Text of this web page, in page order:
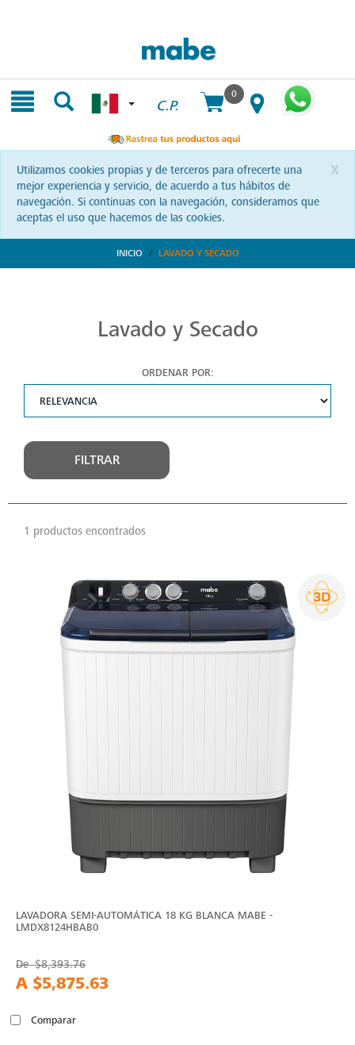
C.P.
0
x
Utilizamos cookies propias y de terceros para ofrecerte una
mejor experiencia y servicio, de acuerdo a tus hábitos de
navegación. Si continuas con la navegación, consideramos que
aceptas el uso que hacemos de las cookies.
INICIO LAVADO Y SECADO
Lavado y Secado
ORDENAR POR:
FILTRAR
1 productos encontrados
LAVADORA SEMI-AUTOMÁTICA 18 KG BLANCA MABE -
LMDX8124HBAB0
De$8,393.76
A $5,875.63
Comparar